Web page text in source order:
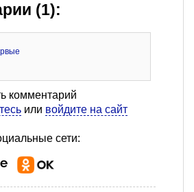
(1):
комментарий
или войдите на сайт
сети: